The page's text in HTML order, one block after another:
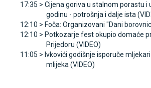
17:35 > Cijena goriva u stalnom porastu i
godinu - potrošnja i dalje ista
12:10 > Foča: Organizovani "Dani
12:10 > Potkozarje fest okupio domaće
Prijedoru (VIDEO)
11:05 > Ivkovići godišnje isporuče
mlijeka (VIDEO)